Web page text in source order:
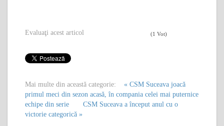
Evaluaţi acest articol (1 Vot)
Mai multe din această categorie:
« CSM Suceava joacă
primul meci din sezon acasă, în compania celei mai puternice
echipe din serie
CSM Suceava a început anul cu o
victorie categorică »